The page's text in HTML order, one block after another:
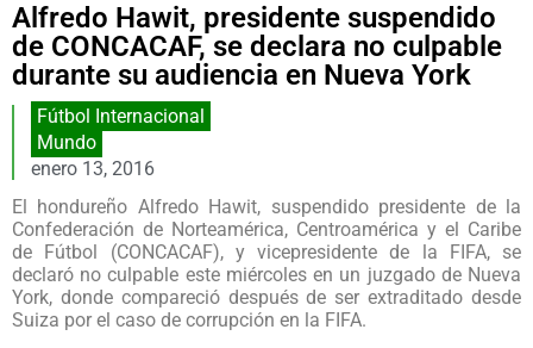
Alfredo Hawit, presidente suspendido
de CONCACAF, se declara no culpable
durante su audiencia en Nueva York
Fútbol Internacional
Mundo
enero 13, 2016
El hondureño Alfredo Hawit, suspendido presidente de la
Confederación de Norteamérica, Centroamérica y el Caribe
de Fútbol (CONCACAF), y vicepresidente de la FIFA, se
declaró no culpable este miércoles en un juzgado de Nueva
York, donde compareció después de ser extraditado desde
Suiza por el caso de corrupción en la FIFA.